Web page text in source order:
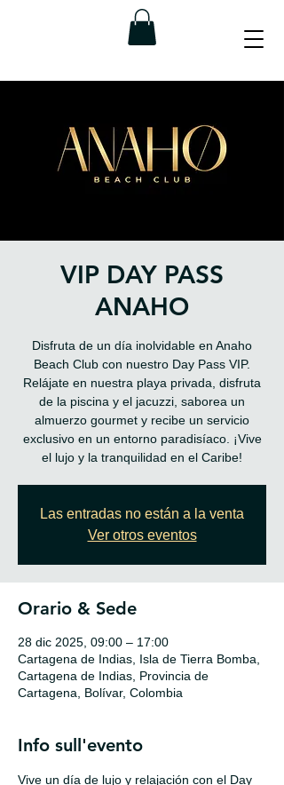
VIP DAY PASS
ANAHO
Disfruta de un día inolvidable en Anaho
Beach Club con nuestro Day Pass VIP.
Relájate en nuestra playa privada, disfruta
de la piscina y el jacuzzi, saborea un
almuerzo gourmet y recibe un servicio
exclusivo en un entorno paradisíaco. ¡Vive
el lujo y la tranquilidad en el Caribe!
Las entradas no están a la venta
Ver otros eventos
Orario & Sede
28 dic 2025, 09:00 – 17:00
Cartagena de Indias, Isla de Tierra Bomba,
Cartagena de Indias, Provincia de
Cartagena, Bolívar, Colombia
Info sull'evento
Vive un día de lujo y relajación con el Day